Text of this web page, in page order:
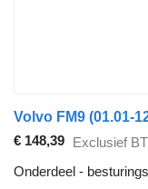
€ 148,39 Exclusief
Onderdeel -